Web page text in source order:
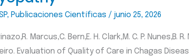
, Publicaciones Científicas / junio 25, 2026
Marcus,C. Bern,E. H. Clark,M. C. P. Nunes,B.
Evaluation of Quality of Care in Chagas